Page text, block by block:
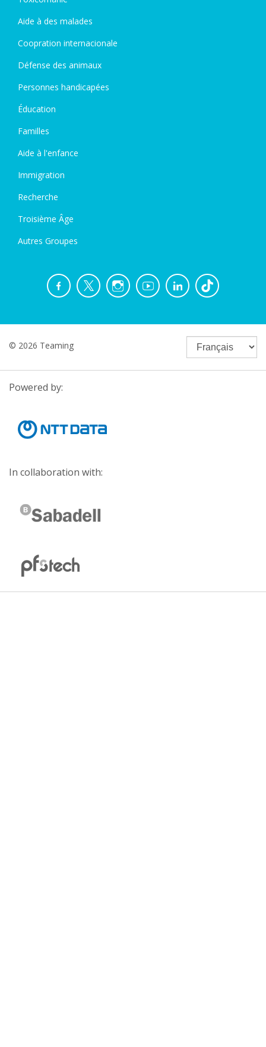
Aide à des malades
Coopration internacionale
Défense des animaux
Personnes handicapées
Éducation
Familles
Aide à l'enfance
Immigration
Recherche
Troisième Âge
Autres Groupes
© 2026 Teaming
Powered by:
In collaboration with: